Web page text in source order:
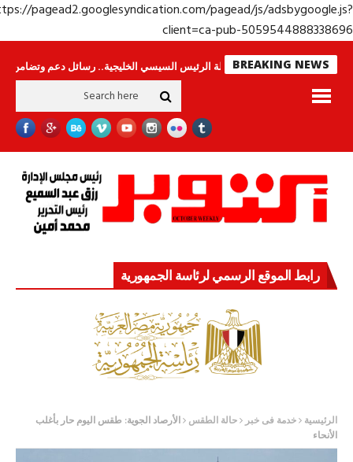
https://pagead2.googlesyndication.com/pagead/js/
client=ca-pub-
BREAKING NEWS
لا ينامون جولة الرئيس السيسي الخليجية.. رسائل دعم وتضامن للأشقاء
رابط الموقع الرسمي لرئاسة الجمهورية
الرئيسية خدمة فى خبر حالة الطقس الأرصاد الجوية: طقس اليوم حار بأغلب
الأنحاء